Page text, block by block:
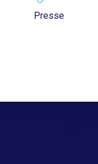
Presse